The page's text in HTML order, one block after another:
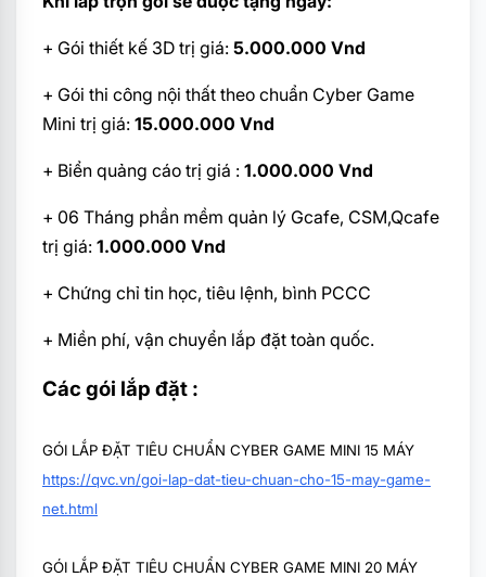
+ Gói thiết kế 3D trị giá: 5.000.000 Vnd
+ Gói thi công nội thất theo chuẩn Cyber Game
Mini trị giá: 15.000.000 Vnd
+ Biển quảng cáo trị giá : 1.000.000 Vnd
+ 06 Tháng phần mềm quản lý Gcafe, CSM,Qcafe
trị giá: 1.000.000 Vnd
+ Chứng chỉ tin học, tiêu lệnh, bình PCCC
+ Miền phí, vận chuyển lắp đặt toàn quốc.
Các gói lắp đặt :
GÓI LẮP ĐẶT TIÊU CHUẨN CYBER GAME MINI 15 MÁY
https://qvc.vn/goi-lap-dat-tieu-chuan-cho-15-may-game-
net.html
GÓI LẮP ĐẶT TIÊU CHUẨN CYBER GAME MINI 20 MÁY